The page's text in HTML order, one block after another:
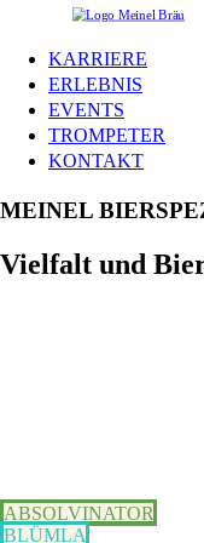
KARRIERE
ERLEBNIS
EVENTS
TROMPETER
KONTAKT
MEINEL
Vielfalt und
ABSOLVINATOR
BLÜMLA